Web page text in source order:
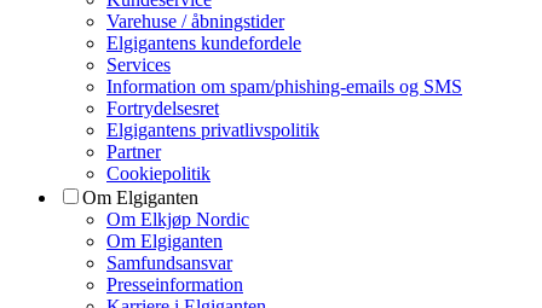
Varehuse / åbningstider
Elgigantens kundefordele
Services
Information om spam/phishing-emails og SMS
Fortrydelsesret
Elgigantens privatlivspolitik
Partner
Cookiepolitik
Om Elgiganten
Om Elkjøp Nordic
Om Elgiganten
Samfundsansvar
Presseinformation